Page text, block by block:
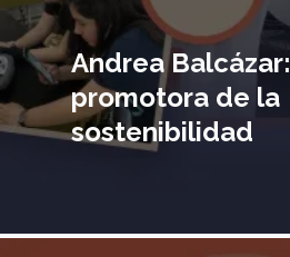
Andrea Balcázar:
promotora de la
sostenibilidad